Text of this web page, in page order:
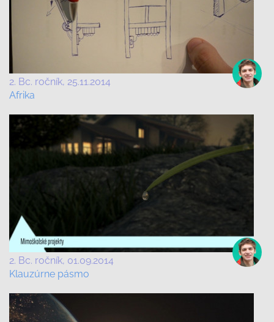
2. Bc. ročník 25.11.2014
Afrika
2. Bc. ročník 01.09.2014
Klauzúrne pásmo